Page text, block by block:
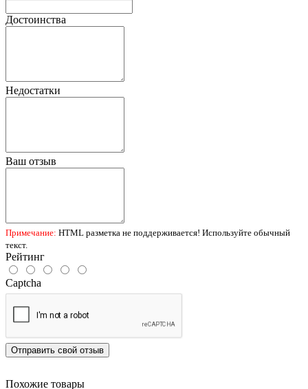
Достоинства
Недостатки
Ваш отзыв
Примечание: HTML разметка не поддерживается! Используйте обычный
текст.
Рейтинг
Captcha
Отправить свой отзыв
Похожие товары